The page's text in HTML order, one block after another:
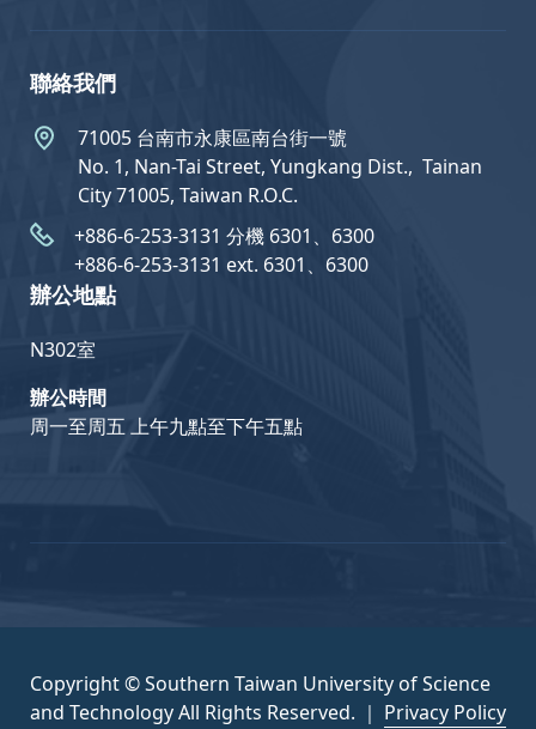
聯絡我們
71005 台南市永康區南台街一號
No. 1, Nan-Tai Street, Yungkang Dist.,  Tainan
City 71005, Taiwan R.O.C.
+886-6-253-3131 分機 6301、6300
+886-6-253-3131 ext. 6301、6300
辦公地點
N302室
辦公時間
周一至周五 上午九點至下午五點
Copyright © Southern Taiwan University of Science
and Technology All Rights Reserved. ｜ Privacy Policy